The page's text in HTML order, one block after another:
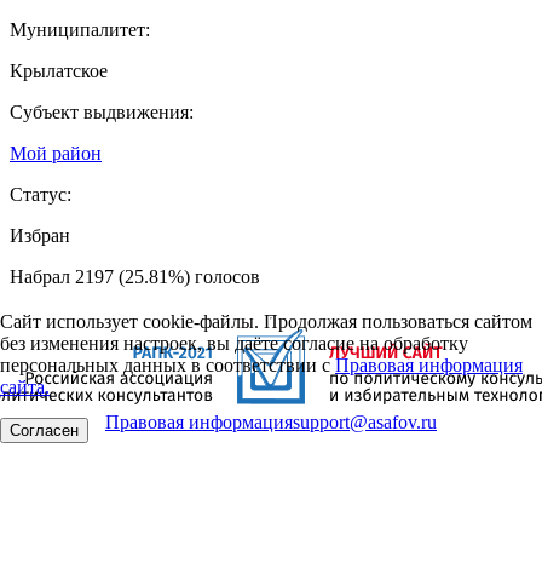
Муниципалитет:
Крылатское
Субъект выдвижения:
Мой район
Статус:
Избран
Набрал 2197 (25.81%) голосов
Сайт использует cookie-файлы. Продолжая пользоваться сайтом
без изменения настроек, вы даёте согласие на обработку
персональных данных в соответствии сПравовая информация
сайта.
Согласен Правовая информацияsupport@asafov.ru